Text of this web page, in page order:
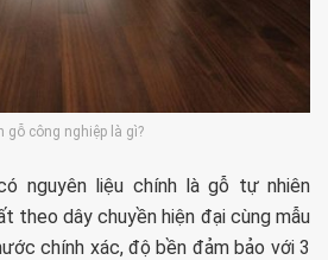
gỗ công nghiệp là gì?
nguyên liệu chính là gỗ tự nhiên
theo dây chuyền hiện đại cùng mẫu
chính xác, độ bền đảm bảo với 3